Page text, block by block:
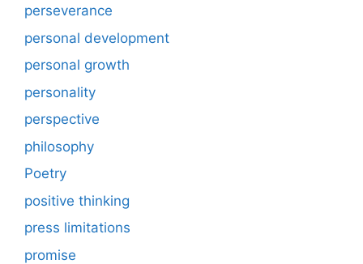
perseverance
personal development
personal growth
personality
perspective
philosophy
Poetry
positive thinking
press limitations
promise